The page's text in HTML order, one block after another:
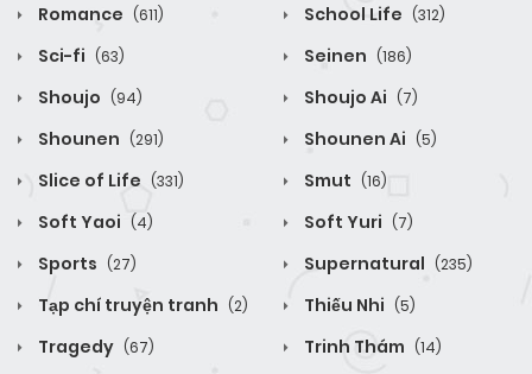
Romance (611) School Life (312)
Sci-fi (63) Seinen (186)
Shoujo (94) Shoujo Ai (7)
Shounen (291) Shounen Ai (5)
Slice of Life (331) Smut (16)
Soft Yaoi (4) Soft Yuri (7)
Sports (27) Supernatural (235)
Tạp chí truyện tranh (2) Thiếu Nhi (5)
Tragedy (67) Trinh Thám (14)